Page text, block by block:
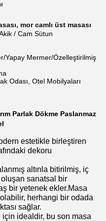
, mor camlı üst masası
/ Cam Sütun
Yapay Mermer/Özelleştirilmiş
Odası, Otel Mobilyaları
Parlak Dökme Paslanmaz
estetikle birleştiren
dekoru
altınla bitirilmiş, iç
sanatsal bir
bir yetenek ekler.Masa
herhangi bir odada
sağlar.
için idealdir, bu son masa